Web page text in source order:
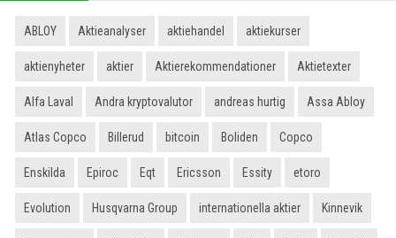
ABLOY Aktieanalyser aktiehandel aktiekurser
aktienyheter aktier Aktierekommendationer Aktietexter
Alfa Laval Andra kryptovalutor andreas hurtig Assa Abloy
Atlas Copco Billerud bitcoin Boliden Copco
Enskilda Epiroc Eqt Ericsson Essity etoro
Evolution Husqvarna Group internationella aktier Kinnevik